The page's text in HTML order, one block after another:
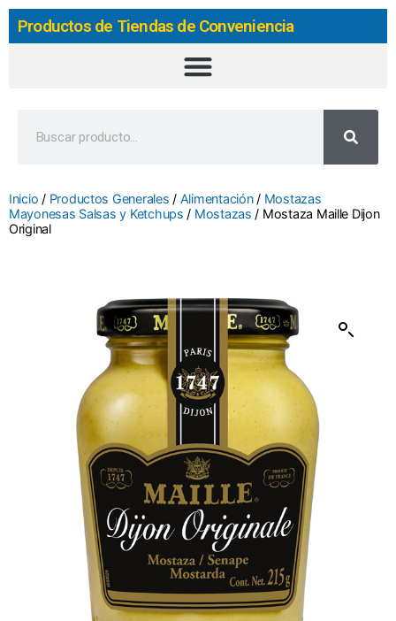
Productos de Tiendas de Conveniencia
Inicio / Productos Generales / Alimentación/ Mostazas
Mayonesas Salsas y Ketchups / Mostazas / Mostaza Maille Dijon
Original